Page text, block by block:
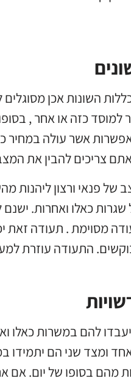
השונות אכן
כזה או אחר ,
אשר עולה במחיר
צריכים להבין את
של פנאי ורצון ליהנות
שגרות כאלו ואחרות.
מסוימת . תעודה זאת
התעודה עוזרת
להם במשרות כאלו
ומצד שני הם יתמידו
מהם בסופו של יום.